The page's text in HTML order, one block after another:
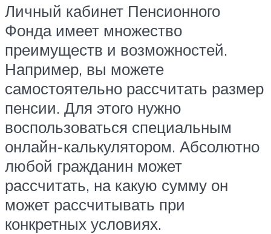
Личный кабинет Пенсионного
Фонда имеет множество
преимуществ и возможностей.
Например, вы можете
самостоятельно рассчитать размер
пенсии. Для этого нужно
воспользоваться специальным
онлайн-калькулятором. Абсолютно
любой гражданин может
рассчитать, на какую сумму он
может рассчитывать при
конкретных условиях.